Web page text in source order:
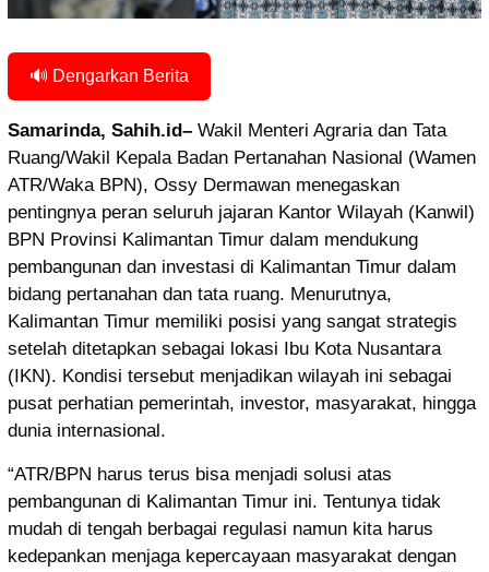
🔊 Dengarkan Berita
Samarinda, Sahih.id– Wakil Menteri Agraria dan Tata
Ruang/Wakil Kepala Badan Pertanahan Nasional (Wamen
ATR/Waka BPN), Ossy Dermawan menegaskan
pentingnya peran seluruh jajaran Kantor Wilayah (Kanwil)
BPN Provinsi Kalimantan Timur dalam mendukung
pembangunan dan investasi di Kalimantan Timur dalam
bidang pertanahan dan tata ruang. Menurutnya,
Kalimantan Timur memiliki posisi yang sangat strategis
setelah ditetapkan sebagai lokasi Ibu Kota Nusantara
(IKN). Kondisi tersebut menjadikan wilayah ini sebagai
pusat perhatian pemerintah, investor, masyarakat, hingga
dunia internasional.
“ATR/BPN harus terus bisa menjadi solusi atas
pembangunan di Kalimantan Timur ini. Tentunya tidak
mudah di tengah berbagai regulasi namun kita harus
kedepankan menjaga kepercayaan masyarakat dengan